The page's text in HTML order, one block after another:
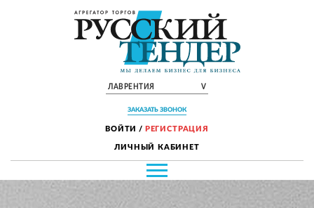
ЛАВРЕНТИЯ V
ЗАКАЗАТЬ ЗВОНОК
ВОЙТИ / РЕГИСТРАЦИЯ
ЛИЧНЫЙ КАБИНЕТ